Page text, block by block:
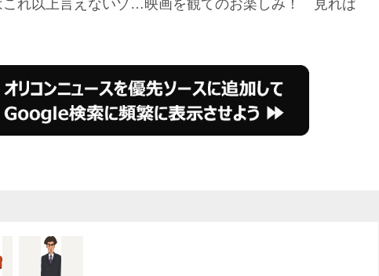
これ以上言えないゾ…映画を観てのお楽しみ！ 見れば